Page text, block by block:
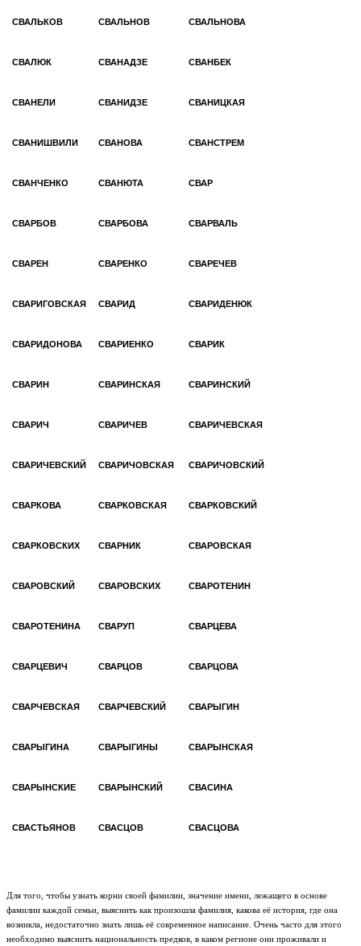
СВАЛЬКОВ СВАЛЬНОВ СВАЛЬНОВА
СВАЛЮК СВАНАДЗЕ СВАНБЕК
СВАНЕЛИ СВАНИДЗЕ СВАНИЦКАЯ
СВАНИШВИЛИ СВАНОВА СВАНСТРЕМ
СВАНЧЕНКО СВАНЮТА СВАР
СВАРБОВ СВАРБОВА СВАРВАЛЬ
СВАРЕН СВАРЕНКО СВАРЕЧЕВ
СВАРИГОВСКАЯ СВАРИД СВАРИДЕНЮК
СВАРИДОНОВА СВАРИЕНКО СВАРИК
СВАРИН СВАРИНСКАЯ СВАРИНСКИЙ
СВАРИЧ СВАРИЧЕВ СВАРИЧЕВСКАЯ
СВАРИЧЕВСКИЙ СВАРИЧОВСКАЯ СВАРИЧОВСКИЙ
СВАРКОВА СВАРКОВСКАЯ СВАРКОВСКИЙ
СВАРКОВСКИХ СВАРНИК СВАРОВСКАЯ
СВАРОВСКИЙ СВАРОВСКИХ СВАРОТЕНИН
СВАРОТЕНИНА СВАРУП СВАРЦЕВА
СВАРЦЕВИЧ СВАРЦОВ СВАРЦОВА
СВАРЧЕВСКАЯ СВАРЧЕВСКИЙ СВАРЫГИН
СВАРЫГИНА СВАРЫГИНЫ СВАРЫНСКАЯ
СВАРЫНСКИЕ СВАРЫНСКИЙ СВАСИНА
СВАСТЬЯНОВ СВАСЦОВ СВАСЦОВА
Для того, чтобы узнать корни своей фамилии, значение имени, лежащего в основе
фамилии каждой семьи, выяснить как произошла фамилия, какова её история, где она
возникла, недостаточно знать лишь её современное написание. Очень часто для этого
необходимо выяснить национальность предков, в каком регионе они проживали и